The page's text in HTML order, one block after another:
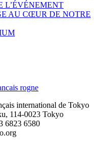
L’ÉVÉNEMENT
AU CŒUR DE NOTRE
international de Tokyo
114-0023 Tokyo
6823 6580